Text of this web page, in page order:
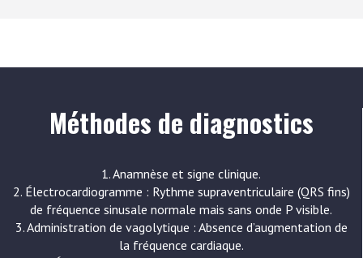
Méthodes de diagnostics
1. Anamnèse et signe clinique.
2. Électrocardiogramme : Rythme supraventriculaire (QRS fins)
de fréquence sinusale normale mais sans onde P visible.
3. Administration de vagolytique : Absence d’augmentation de
la fréquence cardiaque.